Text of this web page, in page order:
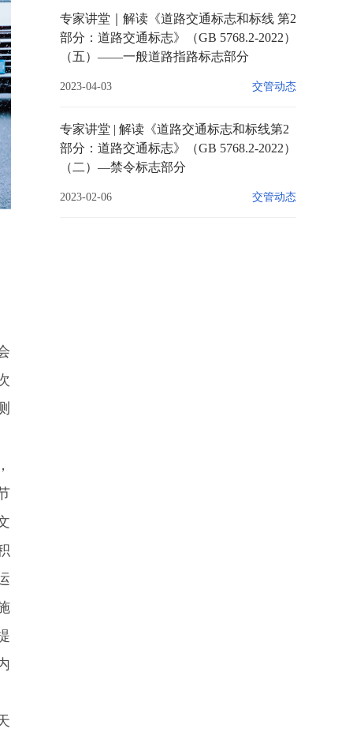
专家讲堂｜解读《道路交通标志和标线 第2
部分：道路交通标志》（GB 5768.2-2022）
（五）——一般道路指路标志部分
2023-04-03 交管动态
专家讲堂 | 解读《道路交通标志和标线第2
部分：道路交通标志》（GB 5768.2-2022）
（二）—禁令标志部分
2023-02-06 交管动态